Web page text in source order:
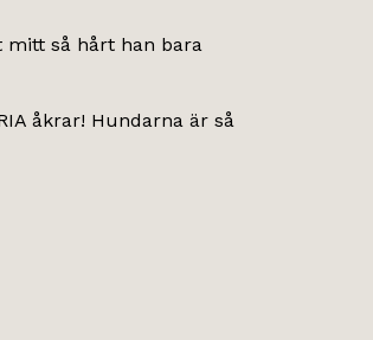
mitt så hårt han bara
åkrar! Hundarna är så